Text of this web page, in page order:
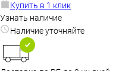
Купить в 1 клик
Узнать наличие
Наличие уточняйте